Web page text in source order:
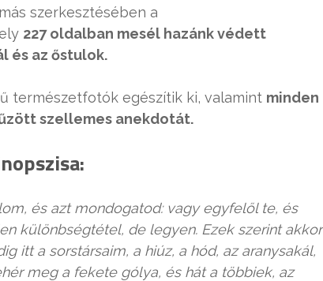
szerkesztésében a
227 oldalban mesél hazánk védett
és az őstulok.
természetfotók egészítik ki, valamint minden
szellemes anekdotát.
és azt mondogatod: vagy egyfelől te, és
különbségtétel, de legyen. Ezek szerint akkor
itt a sorstársaim, a hiúz, a hód, az aranysakál,
meg a fekete gólya, és hát a többiek, az